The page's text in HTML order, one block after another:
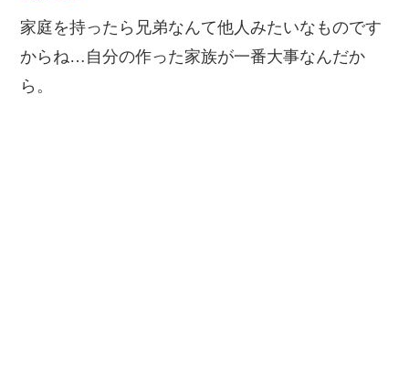
家庭を持ったら兄弟なんて他人みたいなものです
からね…自分の作った家族が一番大事なんだか
ら。